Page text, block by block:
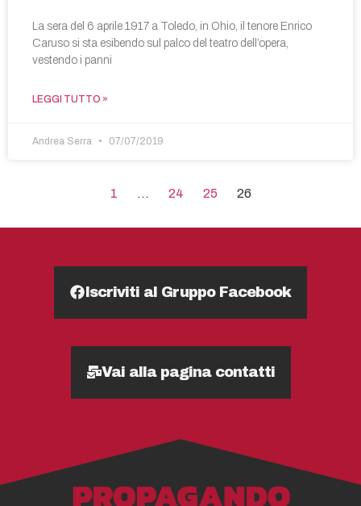
La sera del 6 aprile 1917 a Toledo, in Ohio, il tenore Enrico
Caruso si sta esibendo sul palco del teatro dell’opera,
vestendo i panni
LEGGI TUTTO »
Andrea Serra 07/07/2019
1 … 24 25 26
Iscriviti al Gruppo Facebook
Vai alla pagina contatti